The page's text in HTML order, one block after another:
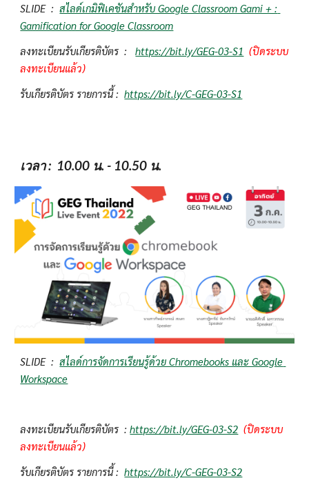
SLIDE  : สไลด์เกมิฟิเคชันสำหรับ Google Classroom Gami + :
Gamification for Google Classroom
ลงทะเบียนรับเกียรติบัตร  : https://bit.ly/GEG-03-S1 (ปิดระบบ
ลงทะเบียนแล้ว)
รับเกียรติบัตร รายการนี้ : https://bit.ly/C-GEG-03-S1
เวลา :  10.00 น. - 10.50 น.
SLIDE  : สไลด์การจัดการเรียนรู้ด้วย Chromebooks และ Google
Workspace
ลงทะเบียนรับเกียรติบัตร  : https://bit.ly/GEG-03-S2 (ปิดระบบ
ลงทะเบียนแล้ว)
รับเกียรติบัตร รายการนี้ : https://bit.ly/C-GEG-03-S2